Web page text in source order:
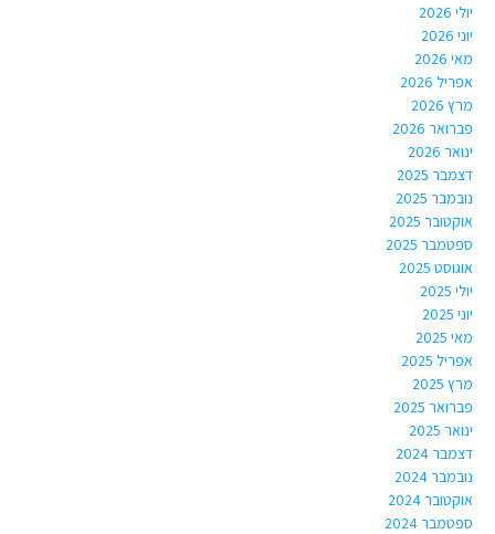
יולי 2026
יוני 2026
מאי 2026
אפריל 2026
מרץ 2026
פברואר 2026
ינואר 2026
דצמבר 2025
נובמבר 2025
אוקטובר 2025
ספטמבר 2025
אוגוסט 2025
יולי 2025
יוני 2025
מאי 2025
אפריל 2025
מרץ 2025
פברואר 2025
ינואר 2025
דצמבר 2024
נובמבר 2024
אוקטובר 2024
ספטמבר 2024